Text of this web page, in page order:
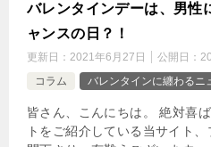
バレンタインデーは、男性
ャンスの日？！
更新日： 2021年6月27日 公開日：
コラム
バレンタインに纏わるニ
皆さん、こんにちは。 絶対喜
トをご紹介している当サイト